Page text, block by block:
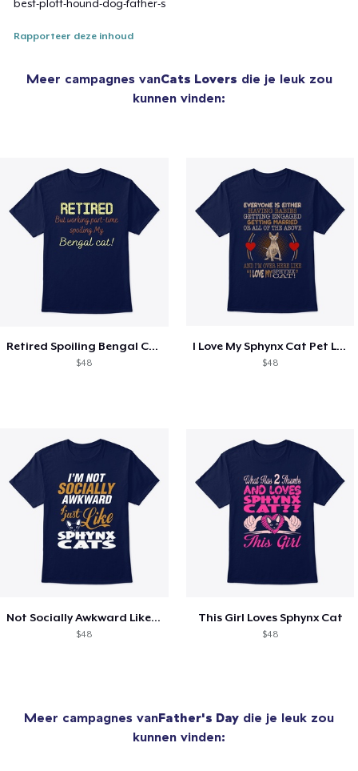
best-plott-hound-dog-father-s
Rapporteer deze inhoud
Meer campagnes vanCats Lovers die je leuk zou
kunnen vinden:
Retired Spoiling Bengal Cat
$48
I Love My Sphynx Cat Pet Lovers
$48
Not Socially Awkward Like Sphynx Cats
$48
This Girl Loves Sphynx Cat
$48
Meer campagnes vanFather's Day die je leuk zou
kunnen vinden: